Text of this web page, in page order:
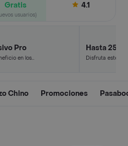
Gratis
usuarios)
4.1
Pro
en los
Hasta 25%
Disfruta este
Chino Promociones